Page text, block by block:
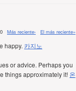
Más reciente› El más reciente»
happy. 카지노
or advice. Perhaps you
things approximately it! 온